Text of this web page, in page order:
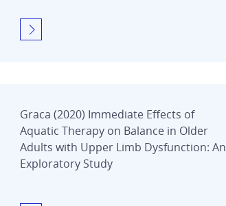
Graca (2020) Immediate Effects of
Aquatic Therapy on Balance in Older
Adults with Upper Limb Dysfunction: An
Exploratory Study